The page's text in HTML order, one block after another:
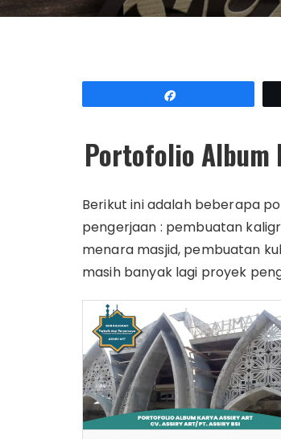
Portofolio Album
Berikut ini adalah beberapa
pengerjaan : pembuatan
menara masjid, pembuatan
masih banyak lagi proyek